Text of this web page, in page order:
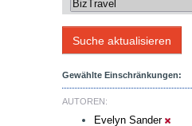
Gewählte Einschränkungen:
AUTOREN:
Evelyn Sander